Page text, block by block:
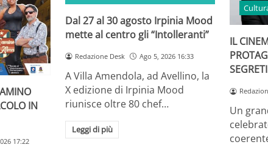
IN
17:22
Dal 27 al 30 agosto Irpinia Mood
mette al centro gli “Intolleranti”
Redazione Desk Ago 5, 2026 16:33
A Villa Amendola, ad Avellino, la
X edizione di Irpinia Mood
riunisce oltre 80 chef…
Leggi di più
IL
Un